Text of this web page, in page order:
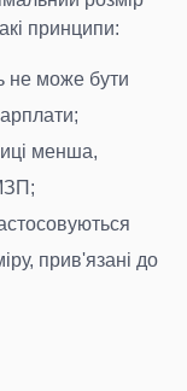
принципи:
не може бути
менша,
прив'язані до